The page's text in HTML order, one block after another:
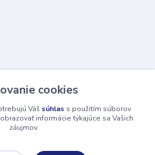
cookies
Váš súhlas s použitím súborov
informácie týkajúce sa Vašich
záujmov.